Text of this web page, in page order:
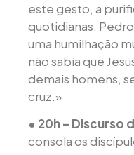
este gesto, a
quotidianas.
uma humilhação
não sabia que
demais homens,
cruz.»
• 20h – Discurso
consola os